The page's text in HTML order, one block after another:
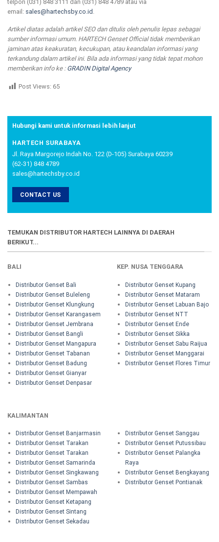
telpon (031) 848 3111 dan (031) 848 4789 atau via
email: sales@hartechsby.co.id
Artikel diatas adalah artikel SEO dan ditulis oleh penulis lepas sebagai
sumber informasi umum. HARTECH Genset Official tidak memberikan
jaminan atas keakuratan, kecukupan, atau keandalan informasi yang
terkandung dalam artikel ini. Bila ada informasi yang tidak tepat mohon
memberikan info ke : GRADIN Digital Agency
Post Views: 65
Hubungi kami untuk informasi lebih lanjut
HARTECH SURABAYA
Jl. Raya Margorejo Indah No. 122 (D-105) Surabaya 60239
(62-31) 848 4789
sales@hartechsby.co.id
CONTACT US
TEMUKAN DISTRIBUTOR HARTECH LAINNYA DI DAERAH
BERIKUT...
BALI
Distributor Genset Bali
Distributor Genset Buleleng
Distributor Genset Klungkung
Distributor Genset Karangasem
Distributor Genset Jembrana
Distributor Genset Bangli
Distributor Genset Mangapura
Distributor Genset Tabanan
Distributor Genset Badung
Distributor Genset Gianyar
Distributor Genset Denpasar
KEP. NUSA TENGGARA
Distributor Genset Kupang
Distributor Genset Mataram
Distributor Genset Labuan Bajo
Distributor Genset NTT
Distributor Genset Ende
Distributor Genset Sikka
Distributor Genset Sabu Raijua
Distributor Genset Manggarai
Distributor Genset Flores Timur
KALIMANTAN
Distributor Genset Banjarmasin
Distributor Genset Tarakan
Distributor Genset Tarakan
Distributor Genset Samarinda
Distributor Genset Singkawang
Distributor Genset Sambas
Distributor Genset Mempawah
Distributor Genset Ketapang
Distributor Genset Sintang
Distributor Genset Sekadau
Distributor Genset Sanggau
Distributor Genset Putussibau
Distributor Genset Palangka
Raya
Distributor Genset Bengkayang
Distributor Genset Pontianak